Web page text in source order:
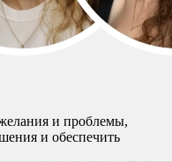
и проблемы,
и обеспечить